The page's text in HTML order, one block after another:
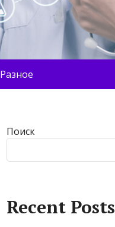
Разное
Поиск
Recent Posts